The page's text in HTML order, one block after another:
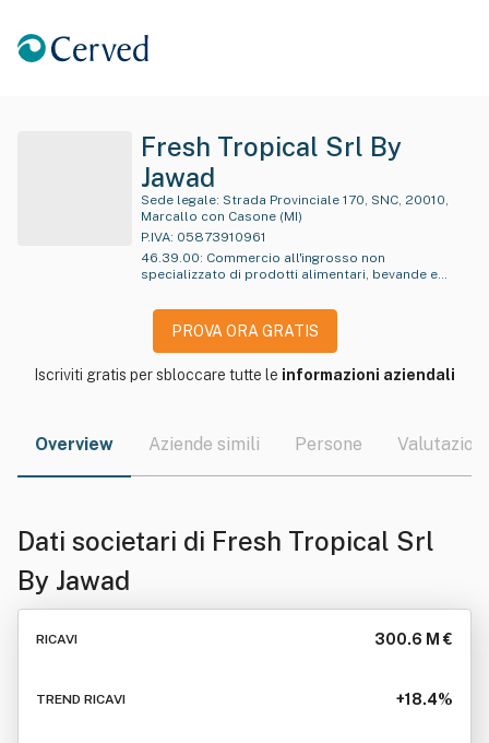
Fresh Tropical Srl By
Jawad
Sede legale:
Marcallo con Casone (MI)
P.IVA: 05873910961
46.39.00: Commercio all'ingrosso non
specializzato di prodotti alimentari, bevande e
PROVA ORA GRATIS
Iscriviti gratis per sbloccare tutte le informazioni aziendali
Overview Aziende simili Persone Valutazioni
Dati societari di Fresh Tropical Srl
By Jawad
RICAVI 300.6 M €
TREND RICAVI +18.4%